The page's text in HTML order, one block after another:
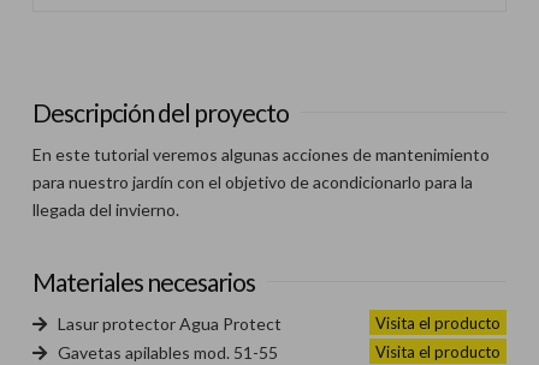
Descripción del proyecto
En este tutorial veremos algunas acciones de mantenimiento
para nuestro jardín con el objetivo de acondicionarlo para la
llegada del invierno.
Materiales necesarios
Lasur protector Agua Protect Visita el producto
Gavetas apilables mod. 51-55 Visita el producto